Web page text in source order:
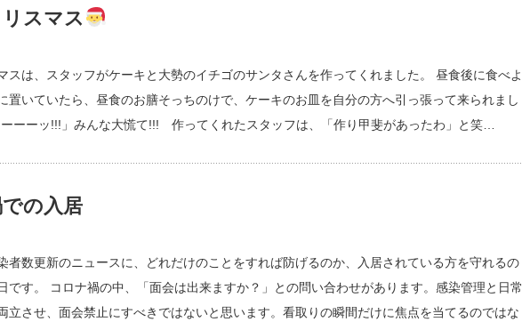
スマス
スは、スタッフがケーキと大勢のイチゴのサンタさんを作ってくれました。 昼食後に食べよ
置いていたら、昼食のお膳そっちのけで、ケーキのお皿を自分の方へ引っ張って来られまし
ーーーッ!!!」みんな大慌て!!! 作ってくれたスタッフは、「作り甲斐があったわ」と笑…
の入居
者数更新のニュースに、どれだけのことをすれば防げるのか、入居されている方を守れるの
です。 コロナ禍の中、「面会は出来ますか？」との問い合わせがあります。感染管理と日常
立させ、面会禁止にすべきではないと思います。看取りの瞬間だけに焦点を当てるのではな